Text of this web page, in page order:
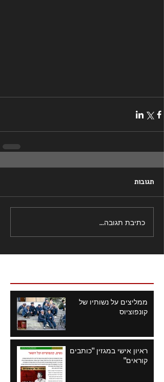
תגובות
כתיבת תגובה...
ממליצים על נשותיו של
קונפוציוס
ראיון אישי במגזין "כותבים
קוראים"